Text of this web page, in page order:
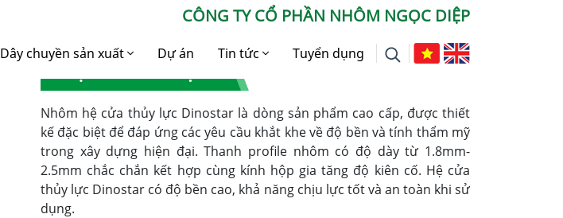
CÔNG TY CỔ PHẦN NHÔM NGỌC DIỆP
Dây chuyền sản xuất
Dây chuyền sản xuất
Nhôm định hình
Dây chuyền sản xuất
Nhôm Billet
Dây chuyền sản xuất
nhôm công nghiệp
Dự án Tin tức
Tin tức Công ty
Báo chí nói về chúng tôi
Tư vấn
Tuyển dụng
Nhôm hệ cửa thủy lực Dinostar là dòng sản phẩm cao cấp, được thiết
kế đặc biệt để đáp ứng các yêu cầu khắt khe về độ bền và tính thẩm mỹ
trong xây dựng hiện đại. Thanh profile nhôm có độ dày từ 1.8mm-
2.5mm chắc chắn kết hợp cùng kính hộp gia tăng độ kiên cố. Hệ cửa
thủy lực Dinostar có độ bền cao, khả năng chịu lực tốt và an toàn khi sử
dụng.